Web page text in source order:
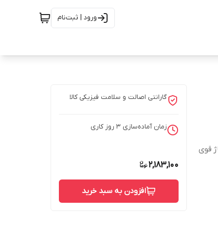
ورود | ثبت‌نام
قوی
گارانتی اصالت و سلامت فیزیکی کالا
زمان آماده‌سازی 3 روز کاری
2,183,100
افزودن به سبد خرید